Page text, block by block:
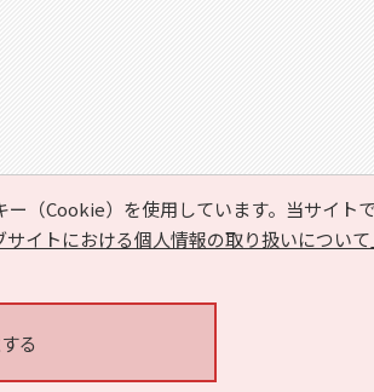
（Cookie）を使用しています。当サイト
サイトにおける個人情報の取り扱いについて
る